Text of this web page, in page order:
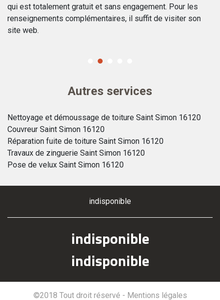
qui est totalement gratuit et sans engagement. Pour les
renseignements complémentaires, il suffit de visiter son
site web.
Autres services
Nettoyage et démoussage de toiture Saint Simon 16120
Couvreur Saint Simon 16120
Réparation fuite de toiture Saint Simon 16120
Travaux de zinguerie Saint Simon 16120
Pose de velux Saint Simon 16120
indisponible
indisponible
indisponible
©2018 Tout droit réservé - Mentions légales